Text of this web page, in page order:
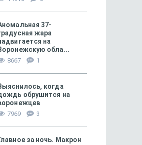
3007
37-
жара
на
обла...
8667 1
когда
обрушится на
7969 3
за ночь. Макрон